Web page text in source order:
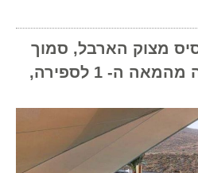
מצוק הארבל, סמוך
לעיר העתיקה מגדלה מהמאה ה- 1 לספירה,